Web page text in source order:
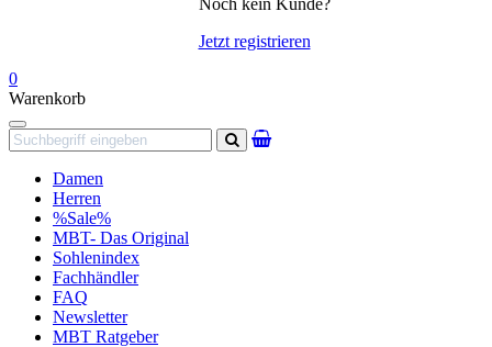
Noch kein Kunde?
Jetzt registrieren
0
Warenkorb
Navigation
Suchen
Damen
Herren
%Sale%
MBT- Das Original
Sohlenindex
Fachhändler
FAQ
Newsletter
MBT Ratgeber